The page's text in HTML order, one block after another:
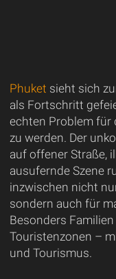
Phuket sieht sich
als Fortschritt
echten Problem für
zu werden. Der
auf offener Straße,
ausufernde Szene
inzwischen nicht
sondern auch für
Besonders
Touristenzonen –
und Tourismus.